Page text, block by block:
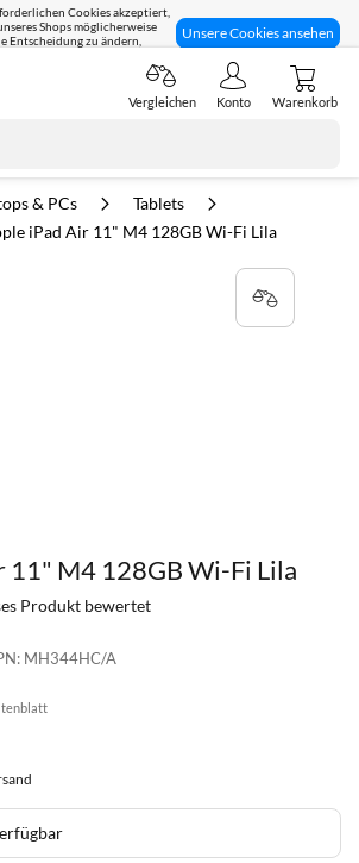
Cookies akzeptiert,
Shops möglicherweise
Entscheidung zu ändern,
Unsere Cookies ansehen
Seit 8 Jahren für dich da!
Vergleichen Konto Warenkorb
& PCs
Tablets
iPad Air 11" M4 128GB Wi-Fi Lila
11" M4 128GB Wi-Fi Lila
MH344HC/A
Produkt bewertet